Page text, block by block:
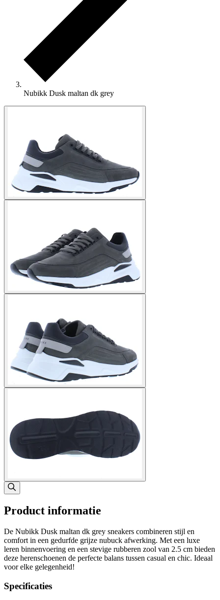
Nubikk Dusk maltan dk grey
Product informatie
De Nubikk Dusk maltan dk grey sneakers combineren stijl en
comfort in een gedurfde grijze nubuck afwerking. Met een luxe
leren binnenvoering en een stevige rubberen zool van 2.5 cm bieden
deze herenschoenen de perfecte balans tussen casual en chic. Ideaal
voor elke gelegenheid!
Specificaties